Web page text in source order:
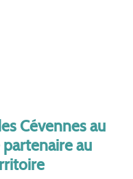
Cévennes au
au